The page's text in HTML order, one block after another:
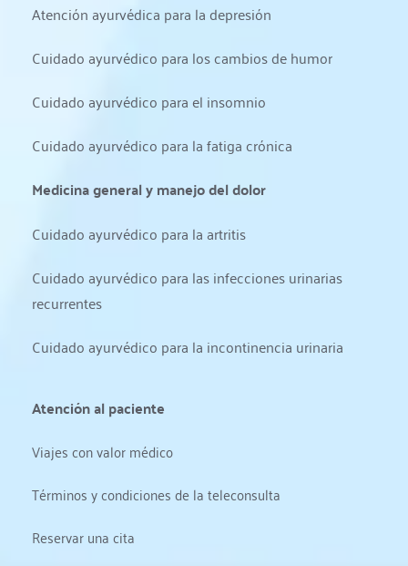
Atención ayurvédica para la depresión
Cuidado ayurvédico para los cambios de humor
Cuidado ayurvédico para el insomnio
Cuidado ayurvédico para la fatiga crónica
Medicina general y manejo del dolor
Cuidado ayurvédico para la artritis
Cuidado ayurvédico para las infecciones urinarias
recurrentes
Cuidado ayurvédico para la incontinencia urinaria
Atención al paciente
Viajes con valor médico
Términos y condiciones de la teleconsulta
Reservar una cita